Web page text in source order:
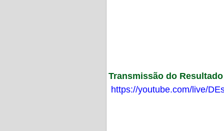
Transmissão do
https://youtube.com/live/